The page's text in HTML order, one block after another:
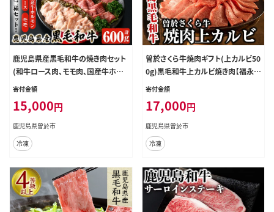
鹿児島県産黒毛和牛の焼き肉セット
(和牛ロース肉、モモ肉、国産牛ホル
モン各200g計600g)黒毛和牛焼き肉
寄付金額
15,000円
鹿児島県曽於市
冷凍
曽於さくら牛焼肉ギフト(上カルビ50
0g)黒毛和牛上カルビ焼き肉【福永産
業】A16-v01
寄付金額
17,000円
鹿児島県曽於市
冷凍